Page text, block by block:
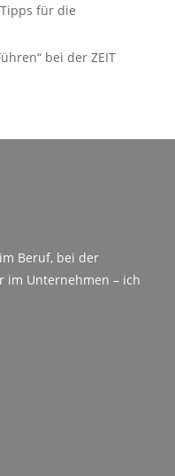
für die
bei der ZEIT
Beruf, bei der
im Unternehmen – ich